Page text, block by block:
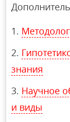
знания
Научное
и виды